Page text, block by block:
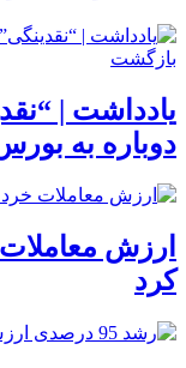
یادداشت |
دوباره به
کرد